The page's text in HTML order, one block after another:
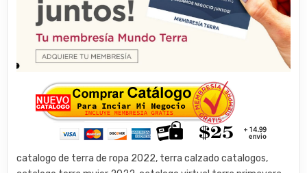
catalogo de terra de ropa 2022, terra calzado catalogos,